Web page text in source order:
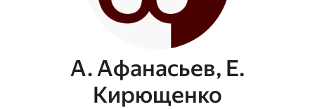
А. Афанасьев, Е.
Кирющенко